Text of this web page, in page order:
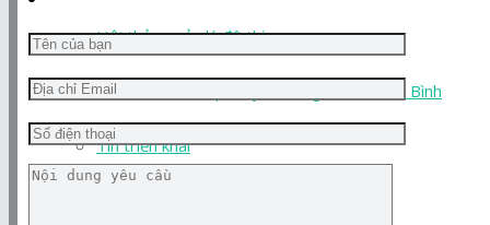
Hội thảo quản lý đô thị
Hội thảo quản lý hạ tầng đô thị Thái Bình
Tin triển khai